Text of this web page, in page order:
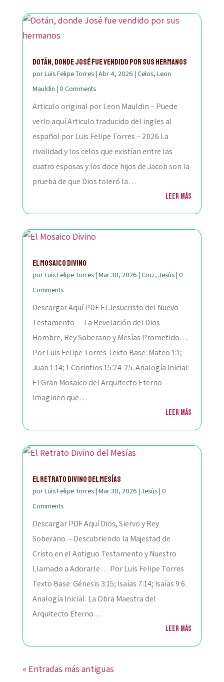
Dotán, donde José fue vendido por sus hermanos
porLuis Felipe Torres| Abr 4, 2026 | Celos, Leon
Mauldin | 0 Comments
Articulo original por Leon Mauldin – Puede
verlo aquí Articulo traducido del ingles al
español por Luis Felipe Torres – 2026 La
rivalidad y los celos que existían entre las
cuatro esposas y los doce hijos de Jacob son la
prueba de que Dios toleró la…
Leer más
El Mosaico Divino
porLuis Felipe Torres| Mar 30, 2026 | Cruz, Jesús| 0
Comments
Descargar Aquí PDF El Jesucristo del Nuevo
Testamento — La Revelación del Dios-
Hombre, Rey Soberano y Mesías Prometido…
Por Luis Felipe Torres Texto Base: Mateo 1:1;
Juan 1:14; 1 Corintios 15:24-25. Analogía Inicial:
El Gran Mosaico del Arquitecto Eterno
Imaginen que…
Leer más
El Retrato Divino del Mesías
porLuis Felipe Torres| Mar 30, 2026 | Jesús| 0
Comments
Descargar PDF Aquí Dios, Siervo y Rey
Soberano —Descubriendo la Majestad de
Cristo en el Antiguo Testamento y Nuestro
Llamado a Adorarle… Por Luis Felipe Torres
Texto Base: Génesis 3:15; Isaías 7:14; Isaías 9:6.
Analogía Inicial: La Obra Maestra del
Arquitecto Eterno…
Leer más
« Entradas más antiguas